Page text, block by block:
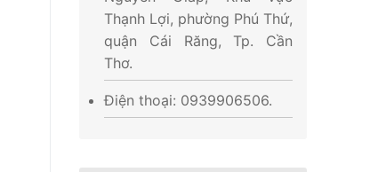
Thạnh Lợi, phường Phú Thứ,
quận Cái Răng, Tp. Cần
Thơ.
Điện thoại: 0939906506.